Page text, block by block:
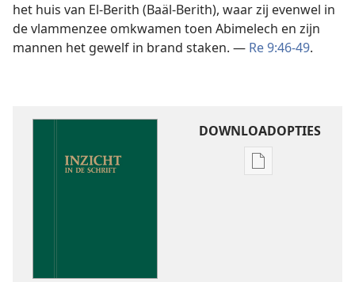
het huis van El-Berith (Baäl-Berith), waar zij evenwel in
de vlammenzee omkwamen toen Abimelech en zijn
mannen het gewelf in brand staken. — Re 9:46-49.
DOWNLOADOPTIES